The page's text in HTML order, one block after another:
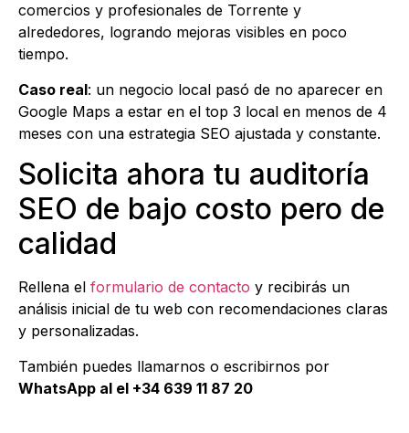
comercios y profesionales de Torrente y
alrededores, logrando mejoras visibles en poco
tiempo.
Caso real: un negocio local pasó de no aparecer en
Google Maps a estar en el top 3 local en menos de 4
meses con una estrategia SEO ajustada y constante.
Solicita ahora tu auditoría
SEO de bajo costo pero de
calidad
Rellena el formulario de contacto y recibirás un
análisis inicial de tu web con recomendaciones claras
y personalizadas.
También puedes llamarnos o escribirnos por
WhatsApp al el +34 639 11 87 20